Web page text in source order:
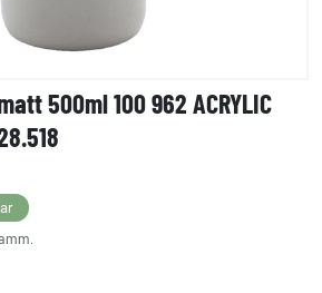
500ml 100 962 ACRYLIC